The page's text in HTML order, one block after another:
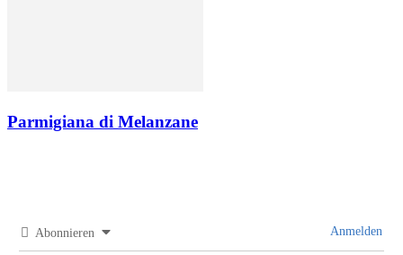
Parmigiana di Melanzane
Abonnieren Anmelden